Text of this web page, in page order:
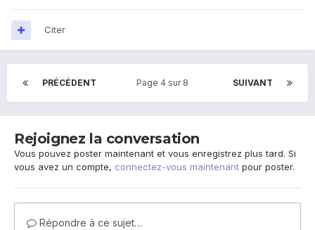
Citer
PRÉCÉDENT SUIVANT
Page 4 sur 8
Rejoignez la conversation
Vous pouvez poster maintenant et vous enregistrez plus tard. Si
vous avez un compte, connectez-vous maintenant pour poster.
Répondre à ce sujet…